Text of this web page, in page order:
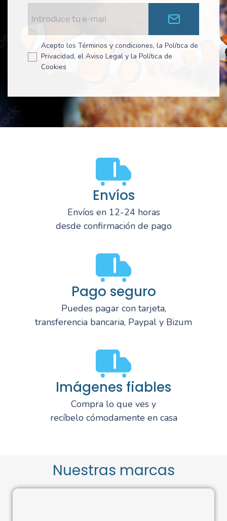
Acepto los Términos y condiciones, la Política de
Privacidad, el Aviso Legal y la Política de
Cookies
Envíos
Envíos en 12-24 horas
desde confirmación de pago
Pago seguro
Puedes pagar con tarjeta,
transferencia bancaria, Paypal y Bizum
Imágenes fiables
Compra lo que ves y
recíbelo cómodamente en casa
Nuestras marcas